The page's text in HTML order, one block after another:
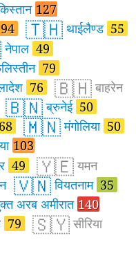
127
94 🇹🇭 थाईलैण्ड 55
नेपाल 49
79
76 🇧🇭 बाहरेन
🇧🇳ब्रुनेई 50
68 🇲🇳मंगोलिया 50
103
49 🇾🇪 यमन
🇻🇳वियतनाम 35
अरब अमीरात 140
79 🇸🇾 सीरिया